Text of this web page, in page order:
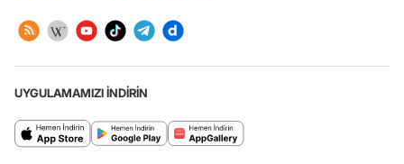
UYGULAMAMIZI İNDİRİN